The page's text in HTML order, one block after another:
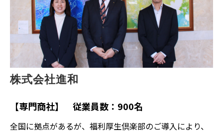
株式会社進和
【専門商社】 従業員数：900名
全国に拠点があるが、福利厚生倶楽部のご導入により、